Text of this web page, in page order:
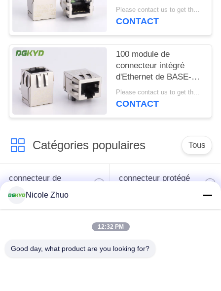
le
transformateur/magnetics
Please contact us to get the latest price. MOQ:1 morceau
CONTACT
100 module de
connecteur intégré
d'Ethernet de BASE-TX
Lan Filter Rj 45
Please contact us to get the latest price. MOQ:1 morceau
CONTACT
Catégories populaires Tous
connecteur de
l'Ethernet rj45
connecteur protégé
Port RJ45 simple
Nicole Zhuo
12:32 PM
Good day, what product are you looking for?